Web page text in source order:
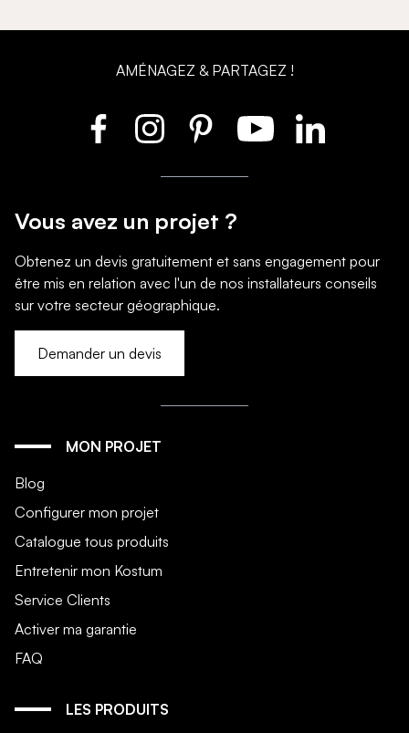
AMÉNAGEZ & PARTAGEZ !
Vous avez un projet ?
Obtenez un devis gratuitement et sans engagement pour
être mis en relation avec l'un de nos installateurs conseils
sur votre secteur géographique.
Demander un devis
MON PROJET
Blog
Configurer mon projet
Catalogue tous produits
Entretenir mon Kostum
Service Clients
Activer ma garantie
FAQ
LES PRODUITS